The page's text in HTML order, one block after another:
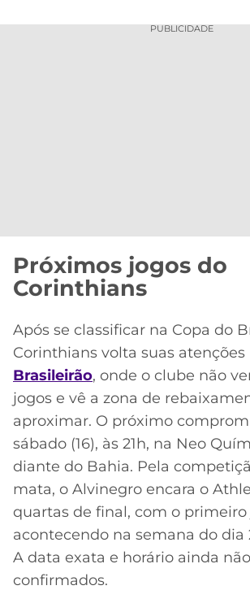
PUBLICIDADE
Próximos jogos do
Corinthians
Após se classificar na Copa do
Corinthians volta suas atenções
Brasileirão, onde o clube não
jogos e vê a zona de
aproximar. O próximo
sábado (16), às 21h, na Neo
diante do Bahia. Pela
mata, o Alvinegro encara o
quartas de final, com o
acontecendo na semana do dia
A data exata e horário ainda
confirmados.